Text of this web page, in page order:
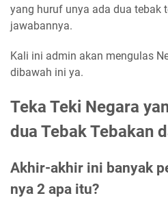
yang huruf unya ada dua tebak
jawabannya.
Kali ini admin akan mengulas
dibawah ini ya.
Teka Teki Negara
dua Tebak Tebakan
Akhir-akhir ini banyak
nya 2 apa itu?